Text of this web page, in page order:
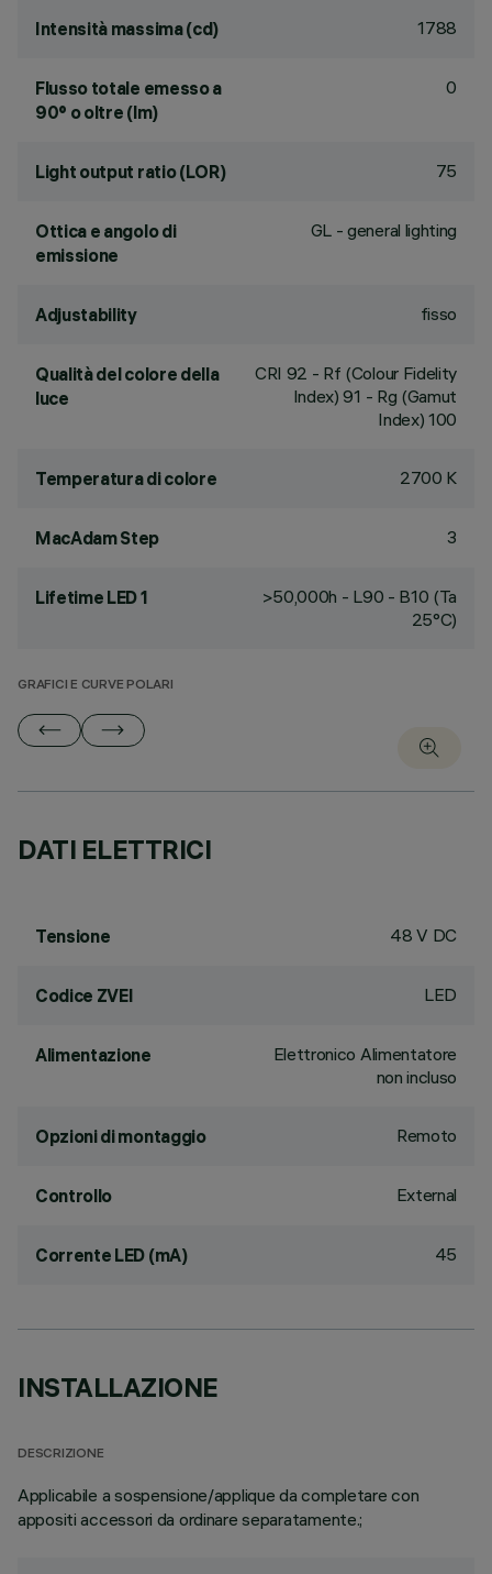
Intensità massima (cd) 1788
Flusso totale emesso a
90° o oltre (lm)
0
Light output ratio (LOR) 75
Ottica e angolo di
emissione
GL - general lighting
Adjustability fisso
Qualità del colore della
luce
CRI 92 - Rf (Colour Fidelity
Index) 91 - Rg (Gamut
Index) 100
Temperatura di colore 2700 K
MacAdam Step 3
Lifetime LED 1
>50,000h - L90 - B10 (Ta
25°C)
GRAFICI E CURVE POLARI
DATI ELETTRICI
Tensione 48 V DC
Codice ZVEI LED
Alimentazione
Elettronico Alimentatore
non incluso
Opzioni di montaggio Remoto
Controllo External
Corrente LED (mA) 45
INSTALLAZIONE
DESCRIZIONE
Applicabile a sospensione/applique da completare con
appositi accessori da ordinare separatamente.;